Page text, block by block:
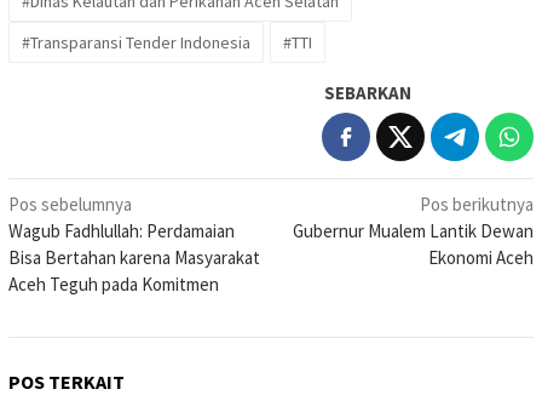
#Transparansi Tender Indonesia
#TTI
SEBARKAN
Navigasi
pos
Pos sebelumnya
Wagub Fadhlullah: Perdamaian
Bisa Bertahan karena Masyarakat
Aceh Teguh pada Komitmen
Pos berikutnya
Gubernur Mualem Lantik Dewan
Ekonomi Aceh
POS TERKAIT